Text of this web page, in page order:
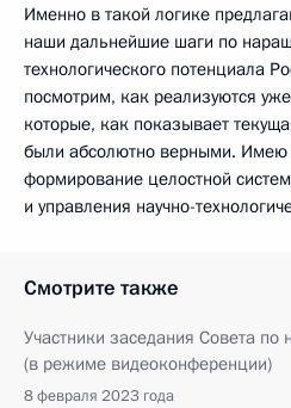
Именно в такой логике
наши дальнейшие шаги по
технологического потенциала
посмотрим, как реализуются
которые, как показывает
были абсолютно верными. Имею
формирование целостной
и управления научно-
Смотрите также
Участники заседания Совета по
(в режиме видеоконференции)
8 февраля 2023 года